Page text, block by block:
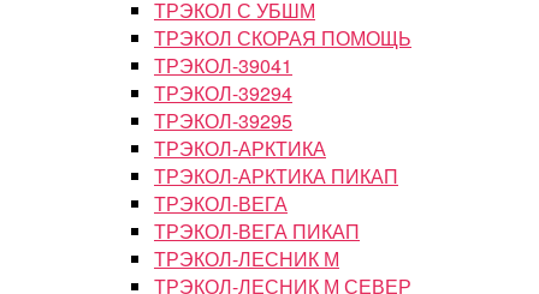
ТРЭКОЛ С УБШМ
ТРЭКОЛ СКОРАЯ ПОМОЩЬ
ТРЭКОЛ-39041
ТРЭКОЛ-39294
ТРЭКОЛ-39295
ТРЭКОЛ-АРКТИКА
ТРЭКОЛ-АРКТИКА ПИКАП
ТРЭКОЛ-ВЕГА
ТРЭКОЛ-ВЕГА ПИКАП
ТРЭКОЛ-ЛЕСНИК М
ТРЭКОЛ-ЛЕСНИК М СЕВЕР